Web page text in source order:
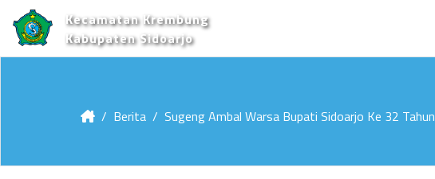
Kecamatan Krembung
Kabupaten Sidoarjo
Berita Sugeng Ambal Warsa Bupati Sidoarjo Ke 32 Tahun